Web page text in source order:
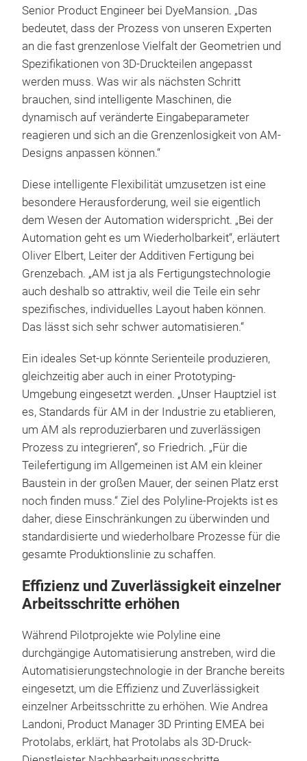
Senior Product Engineer bei DyeMansion. „Das
bedeutet, dass der Prozess von unseren Experten
an die fast grenzenlose Vielfalt der Geometrien und
Spezifikationen von 3D-Druckteilen angepasst
werden muss. Was wir als nächsten Schritt
brauchen, sind intelligente Maschinen, die
dynamisch auf veränderte Eingabeparameter
reagieren und sich an die Grenzenlosigkeit von AM-
Designs anpassen können.“
Diese intelligente Flexibilität umzusetzen ist eine
besondere Herausforderung, weil sie eigentlich
dem Wesen der Automation widerspricht. „Bei der
Automation geht es um Wiederholbarkeit“, erläutert
Oliver Elbert, Leiter der Additiven Fertigung bei
Grenzebach. „AM ist ja als Fertigungstechnologie
auch deshalb so attraktiv, weil die Teile ein sehr
spezifisches, individuelles Layout haben können.
Das lässt sich sehr schwer automatisieren.“
Ein ideales Set-up könnte Serienteile produzieren,
gleichzeitig aber auch in einer Prototyping-
Umgebung eingesetzt werden. „Unser Hauptziel ist
es, Standards für AM in der Industrie zu etablieren,
um AM als reproduzierbaren und zuverlässigen
Prozess zu integrieren“, so Friedrich. „Für die
Teilefertigung im Allgemeinen ist AM ein kleiner
Baustein in der großen Mauer, der seinen Platz erst
noch finden muss.“ Ziel des Polyline-Projekts ist es
daher, diese Einschränkungen zu überwinden und
standardisierte und wiederholbare Prozesse für die
gesamte Produktionslinie zu schaffen.
Effizienz und Zuverlässigkeit einzelner
Arbeitsschritte erhöhen
Während Pilotprojekte wie Polyline eine
durchgängige Automatisierung anstreben, wird die
Automatisierungstechnologie in der Branche bereits
eingesetzt, um die Effizienz und Zuverlässigkeit
einzelner Arbeitsschritte zu erhöhen. Wie Andrea
Landoni, Product Manager 3D Printing EMEA bei
Protolabs, erklärt, hat Protolabs als 3D-Druck-